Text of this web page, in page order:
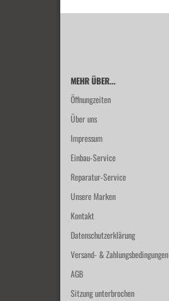
MEHR ÜBER...
Öffnungzeiten
Über uns
Impressum
Einbau-Service
Reparatur-Service
Unsere Marken
Kontakt
Datenschutzerklärung
Versand- & Zahlungsbedingungen
AGB
Sitzung unterbrochen